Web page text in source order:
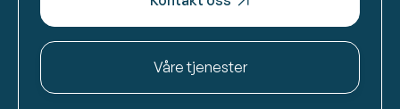
Våre tjenester